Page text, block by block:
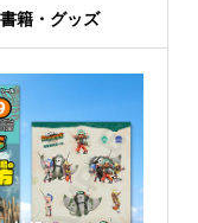
書籍・グッズ